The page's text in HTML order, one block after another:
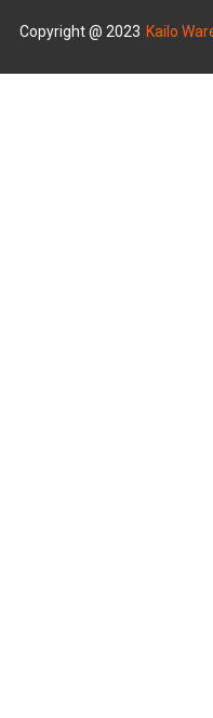
Copyright @ 2023 Kailo